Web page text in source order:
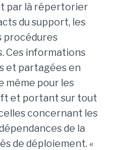
par là répertorier
du support, les
procédures
Ces informations
et partagées en
même pour les
et portant sur tout
concernant les
de la
de déploiement. «